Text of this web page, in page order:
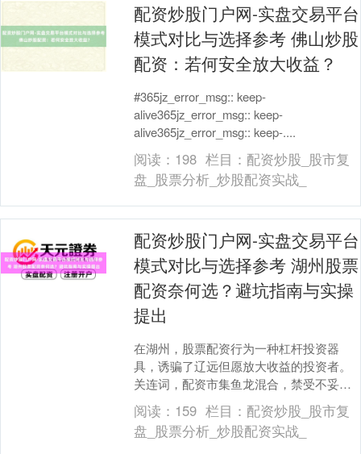
配资炒股门户网-实盘交易平台
模式对比与选择参考 佛山炒股
配资：若何安全放大收益？
#365jz_error_msg:: keep-
alive365jz_error_msg:: keep-
alive365jz_error_msg:: keep-....
阅读： 198 栏目： 配资炒股_股市复
盘_股票分析_炒股配资实战_
配资炒股门户网-实盘交易平台
模式对比与选择参考 湖州股票
配资奈何选？避坑指南与实操
提出
在湖州，股票配资行为一种杠杆投资器
具，诱骗了辽远但愿放大收益的投资者。
关连词，配资市集鱼龙混合，禁受不妥不
仅可能血本无归，还会堕入法律纠纷。如
安在湖州挑选靠谱的....
阅读： 159 栏目： 配资炒股_股市复
盘_股票分析_炒股配资实战_